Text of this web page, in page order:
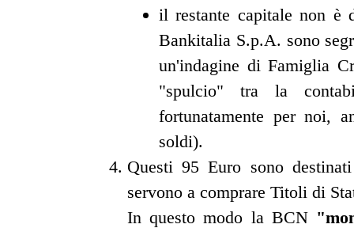
il restante capitale non è
Bankitalia S.p.A. sono
un'indagine di Famiglia
"spulcio" tra la
fortunatamente per noi,
soldi).
Questi 95 Euro sono
servono a comprare Titoli di
In questo modo la BCN